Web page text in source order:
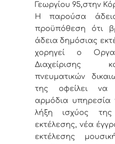
Γεωργίου 95,στην
Η παρούσα
προϋπόθεση ότι
άδεια δημόσιας
χορηγεί ο
Διαχείρισης
πνευματικών
της οφείλει να
αρμόδια υπηρεσία
λήξη ισχύος
εκτέλεσης, νέα
εκτέλεσης